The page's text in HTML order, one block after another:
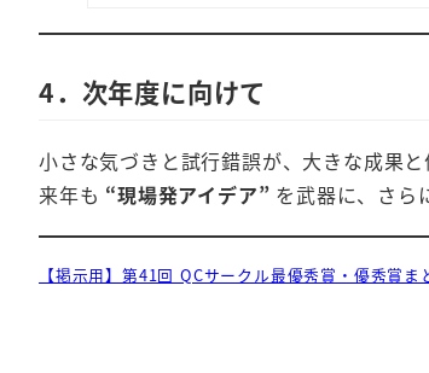
4．次年度に向けて
小さな気づきと試行錯誤が、大きな成果と
来年も “現場発アイデア” を武器に、さら
【掲示用】第41回 QCサークル最優秀賞・優秀賞ま